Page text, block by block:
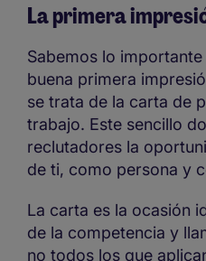
La primera
Sabemos lo
buena primera
se trata de la carta de
trabajo. Este sencillo
reclutadores la
de ti, como persona y
La carta es la ocasión
de la competencia y
no todos los que